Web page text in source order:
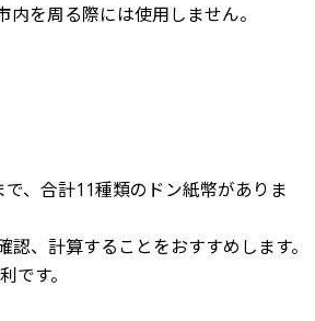
を周る際には使用しません。
、合計11種類のドン紙幣がありま
、計算することをおすすめします。
です。